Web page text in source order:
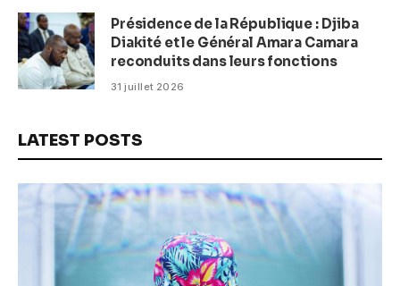
Présidence de la République : Djiba
Diakité et le Général Amara Camara
reconduits dans leurs fonctions
31 juillet 2026
LATEST POSTS